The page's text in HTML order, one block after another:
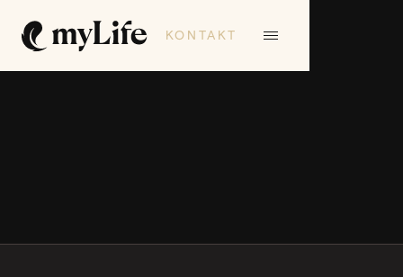
KONTAKT